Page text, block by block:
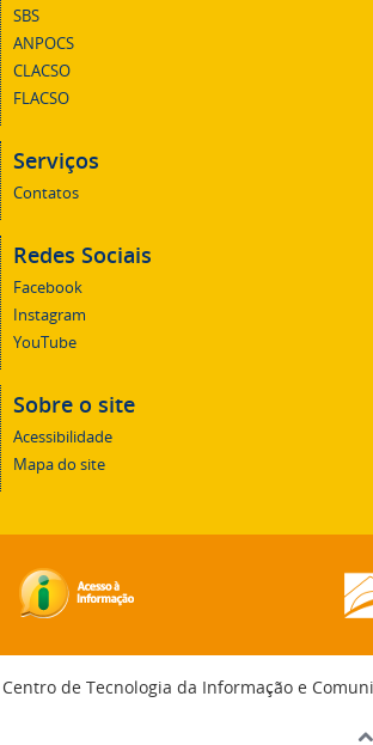
SBS
ANPOCS
CLACSO
FLACSO
Serviços
Contatos
Redes Sociais
Facebook
Instagram
YouTube
Sobre o site
Acessibilidade
Mapa do site
Centro de Tecnologia da Informação e